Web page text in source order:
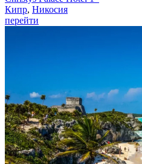
Кипр, Никосия
перейти